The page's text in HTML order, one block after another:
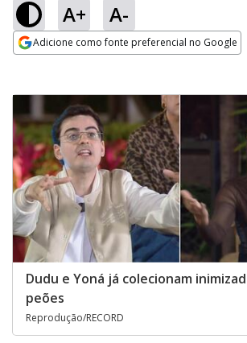
A+ A-
Adicione como fonte preferencial no Google
Dudu e Yoná já colecionam
peões
Reprodução/RECORD